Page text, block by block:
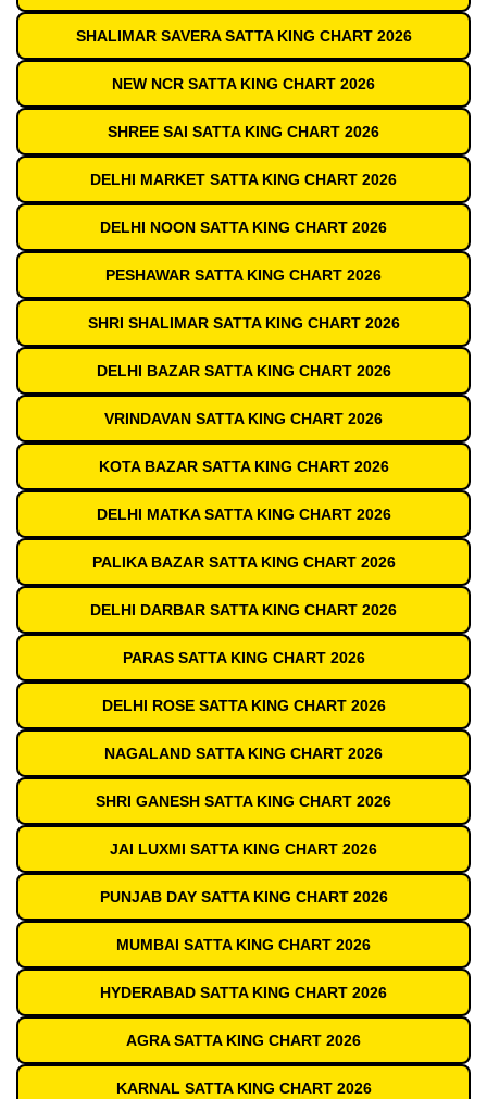
SHALIMAR SAVERA SATTA KING CHART 2026
NEW NCR SATTA KING CHART 2026
SHREE SAI SATTA KING CHART 2026
DELHI MARKET SATTA KING CHART 2026
DELHI NOON SATTA KING CHART 2026
PESHAWAR SATTA KING CHART 2026
SHRI SHALIMAR SATTA KING CHART 2026
DELHI BAZAR SATTA KING CHART 2026
VRINDAVAN SATTA KING CHART 2026
KOTA BAZAR SATTA KING CHART 2026
DELHI MATKA SATTA KING CHART 2026
PALIKA BAZAR SATTA KING CHART 2026
DELHI DARBAR SATTA KING CHART 2026
PARAS SATTA KING CHART 2026
DELHI ROSE SATTA KING CHART 2026
NAGALAND SATTA KING CHART 2026
SHRI GANESH SATTA KING CHART 2026
JAI LUXMI SATTA KING CHART 2026
PUNJAB DAY SATTA KING CHART 2026
MUMBAI SATTA KING CHART 2026
HYDERABAD SATTA KING CHART 2026
AGRA SATTA KING CHART 2026
KARNAL SATTA KING CHART 2026